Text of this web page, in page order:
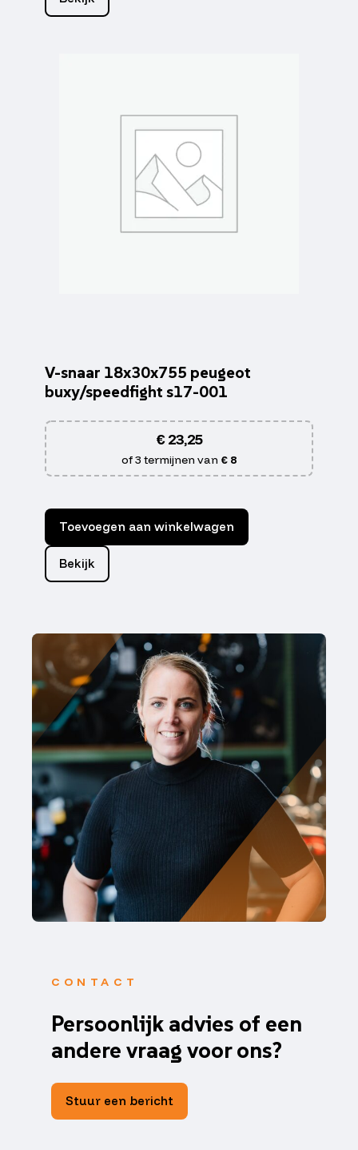
V-snaar 18x30x755 peugeot
buxy/speedfight s17-001
€23,25
of 3 termijnen van € 8
Toevoegen aan winkelwagen
Bekijk
CONTACT
Persoonlijk advies of een
andere vraag voor ons?
Stuur een bericht